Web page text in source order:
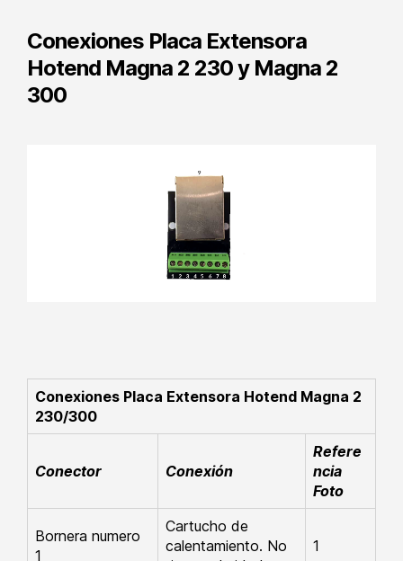
Conexiones Placa Extensora
Hotend Magna 2 230 y Magna 2
300
Conexiones Placa Extensora Hotend Magna 2
230/300
Conector Conexión
Refere
ncia
Foto
Bornera numero
1
Cartucho de
calentamiento. No
1